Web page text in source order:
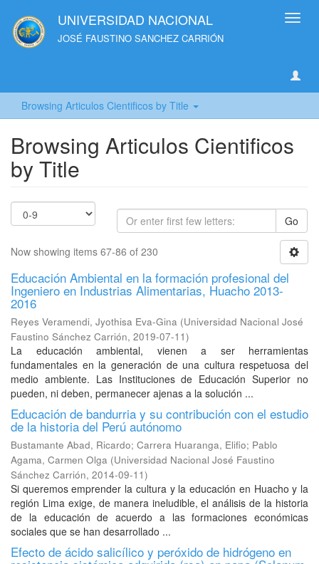
UNIVERSIDAD NACIONAL
JOSÉ FAUSTINO SANCHEZ CARRIÓN
Browsing Articulos Cientificos by Title
Browsing Articulos Cientificos
by Title
Go
Now showing items 67-86 of 230
Educación Ambiental en la formación profesional del
Ingeniero en Industrias Alimentarias, Huacho 2013-
2016
Reyes Veramendi, Jyothisa Eva-Gina (Universidad Nacional José
Faustino Sánchez Carrión, 2019-07-11)
La educación ambiental, vienen a ser herramientas
fundamentales en la generación de una cultura respetuosa del
medio ambiente. Las Instituciones de Educación Superior no
pueden, ni deben, permanecer ajenas a la solución ...
Educación de bandurria y su contribución con el estudio
de la historia del Perú autónomo
Bustamante Abad, Ricardo; Carrera Huaranga, Elifio; Pablo
Agama, Carmen Olga (Universidad Nacional José Faustino
Sánchez Carrión, 2014-09-11)
Si queremos emprender la cultura y la educación en Huacho y la
región Lima exige, de manera ineludible, el análisis de la historia
de la educación de acuerdo a las formaciones económicas
sociales que se han desarrollado ...
Efecto de ácido salicílico y peróxido de hidrógeno en